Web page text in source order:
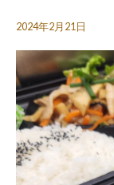
2024年2月21日